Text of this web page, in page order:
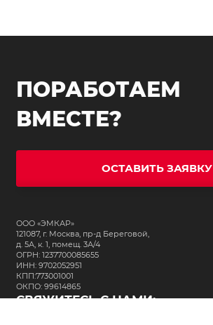
ПОРАБОТАЕМ
ВМЕСТЕ?
ОСТАВИТЬ ЗАЯВКУ
ООО «ЭМКАР»
121087, г. Москва, пр-д Береговой,
д. 5А, к. 1, помещ. 3А/4
ОГРН: 1237700085655
ИНН: 9702052951
КПП:773001001
ОКПО: 99614865
СВЯЖИТЕСЬ С НАМИ: